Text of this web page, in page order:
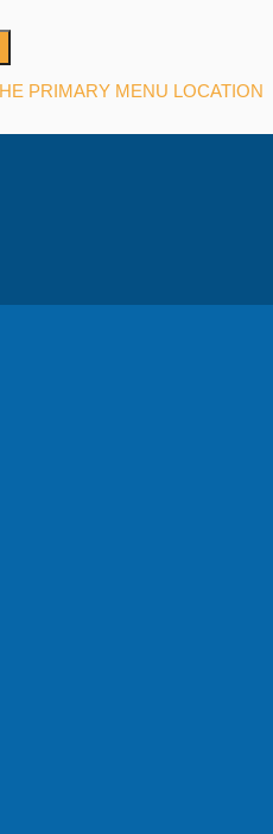
PRIMARY MENU LOCATION